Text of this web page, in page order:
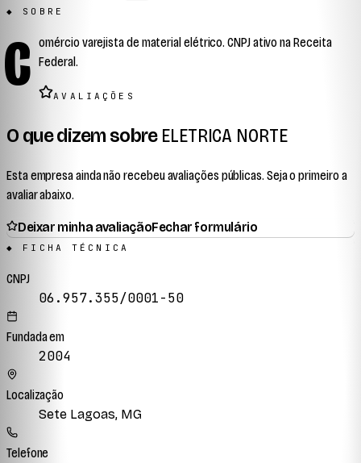
◆ SOBRE
C omércio varejista de material elétrico. CNPJ ativo na Receita
Federal.
AVALIAÇÕES
O que dizem sobre ELETRICA NORTE
Esta empresa ainda não recebeu avaliações públicas. Seja o primeiro a
avaliar abaixo.
Deixar minha avaliaçãoFechar formulário
◆ FICHA TÉCNICA
CNPJ
06.957.355/0001-50
Fundada em
2004
Localização
Sete Lagoas, MG
Telefone